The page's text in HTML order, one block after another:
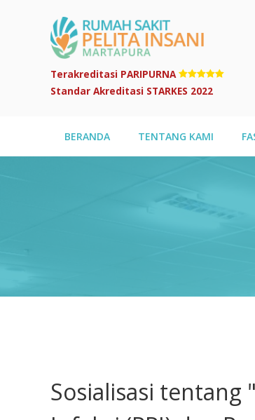
Terakreditasi PARIPURNA
Standar Akreditasi STARKES 2022
BERANDA TENTANG KAMI
Sosialisasi tentang